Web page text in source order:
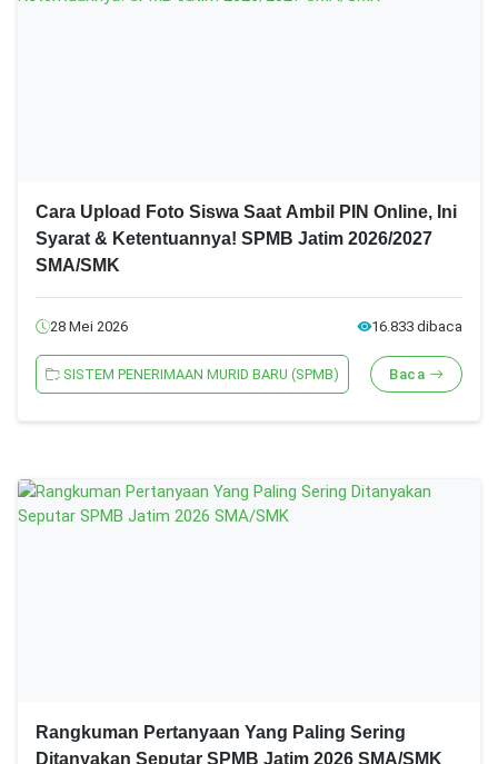
Cara Upload Foto Siswa Saat Ambil PIN Online, Ini
Syarat & Ketentuannya! SPMB Jatim 2026/2027
SMA/SMK
28 Mei 2026 16.833 dibaca
SISTEM PENERIMAAN MURID BARU (SPMB) Baca
Rangkuman Pertanyaan Yang Paling Sering
Ditanyakan Seputar SPMB Jatim 2026 SMA/SMK